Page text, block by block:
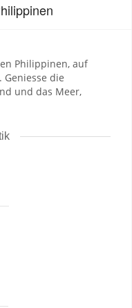
Philippinen, auf
die
und das Meer,